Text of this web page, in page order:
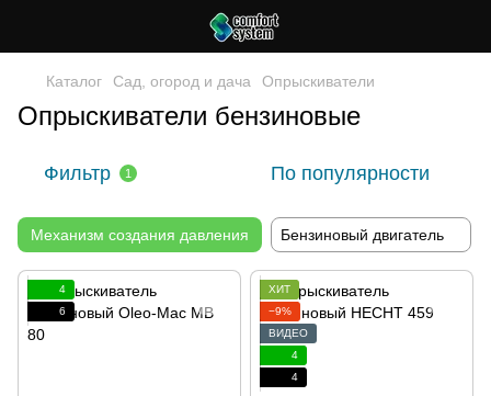
Каталог Сад, огород и дача Опрыскиватели
Опрыскиватели бензиновые
Фильтр 1 По популярности
Механизм создания давления Бензиновый двигатель
4
6
ХИТ
−9%
ВИДЕО
4
4